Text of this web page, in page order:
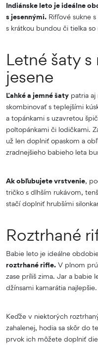
Indiánske leto je ideálne
s jesennými. Rifľové sukne
s krátkou bundou či tielka so
Letné šaty
jesene
Ľahké a jemné šaty patria aj
skombinovať s teplejšími
a topánkami s uzavretou
poltopánkami či lodičkami.
už len doplniť opaskom a
zradnejšieho babieho leta
Ak obľubujete vrstvenie,
tričko s dlhším rukávom,
stačí doplniť hrubšími
Roztrhané
Babie leto je ideálne
roztrhané rifle. V plnom
zase príliš zima. Jar a babie
džínsami kamarátia najlepšie.
Keďže v niektorých
zahalenej, hodia sa skôr do
prvok ich môžete doplniť